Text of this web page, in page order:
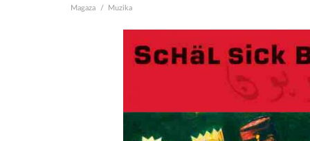
Magaza Muzika